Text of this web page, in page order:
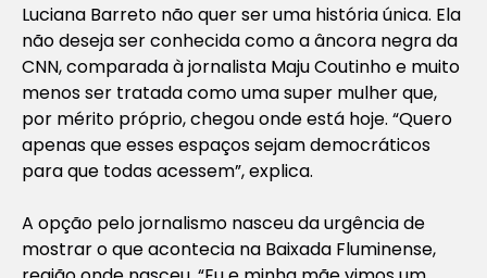
Luciana Barreto não quer ser uma história única. Ela
não deseja ser conhecida como a âncora negra da
CNN, comparada à jornalista Maju Coutinho e muito
menos ser tratada como uma super mulher que,
por mérito próprio, chegou onde está hoje. “Quero
apenas que esses espaços sejam democráticos
para que todas acessem”, explica.
A opção pelo jornalismo nasceu da urgência de
mostrar o que acontecia na Baixada Fluminense,